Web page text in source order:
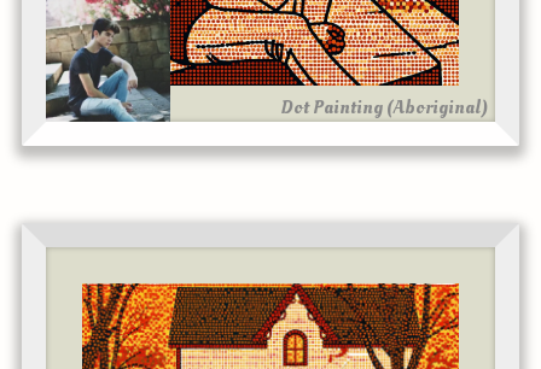
Dot Painting (Aboriginal)